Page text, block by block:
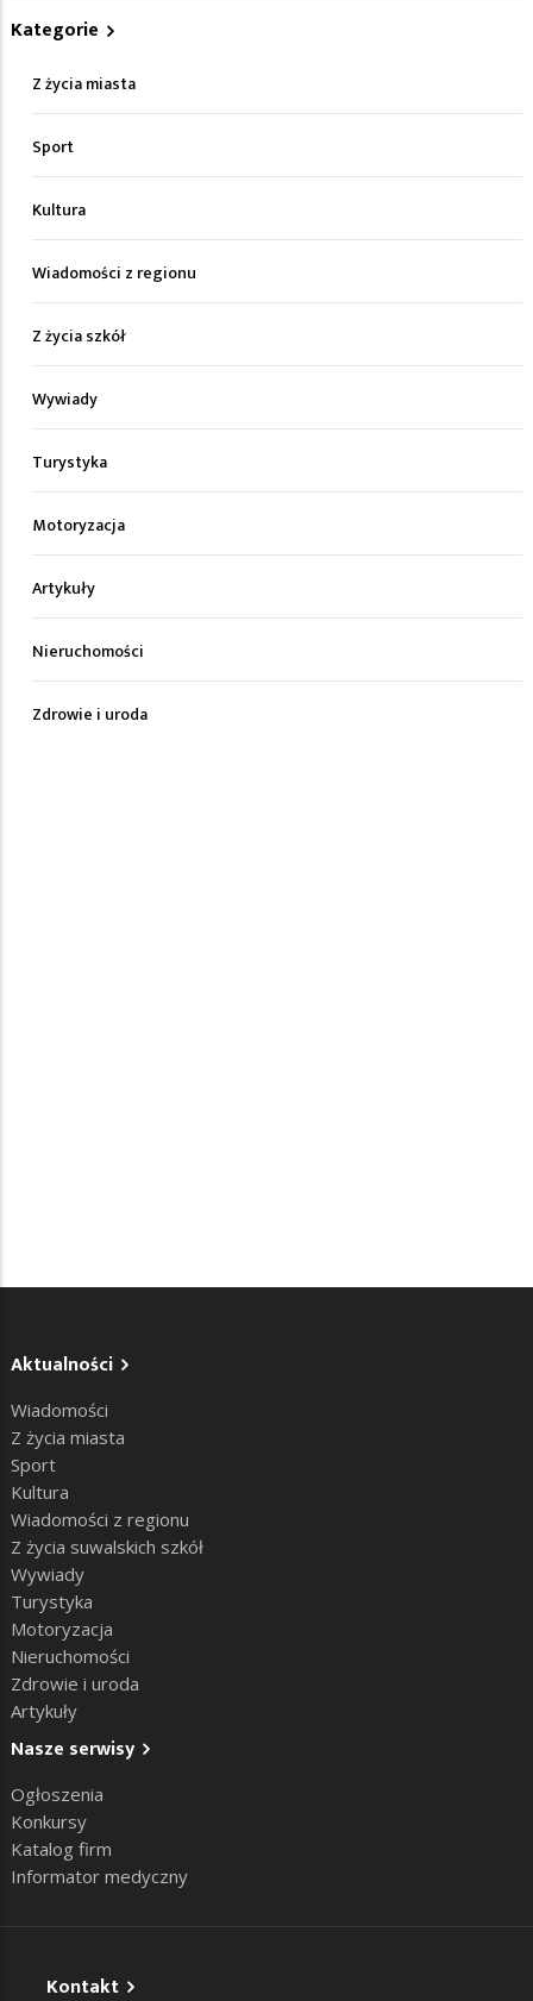
Kategorie
Z życia miasta
Sport
Kultura
Wiadomości z regionu
Z życia szkół
Wywiady
Turystyka
Motoryzacja
Artykuły
Nieruchomości
Zdrowie i uroda
Aktualności
Wiadomości
Z życia miasta
Sport
Kultura
Wiadomości z regionu
Z życia suwalskich szkół
Wywiady
Turystyka
Motoryzacja
Nieruchomości
Zdrowie i uroda
Artykuły
Nasze serwisy
Ogłoszenia
Konkursy
Katalog firm
Informator medyczny
Kontakt